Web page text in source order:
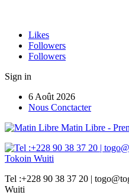
Likes
Followers
Followers
Sign in
6 Août 2026
Nous Conctacter
Matin Libre -
Tel :+228 90 38 37 20 |
Wuiti